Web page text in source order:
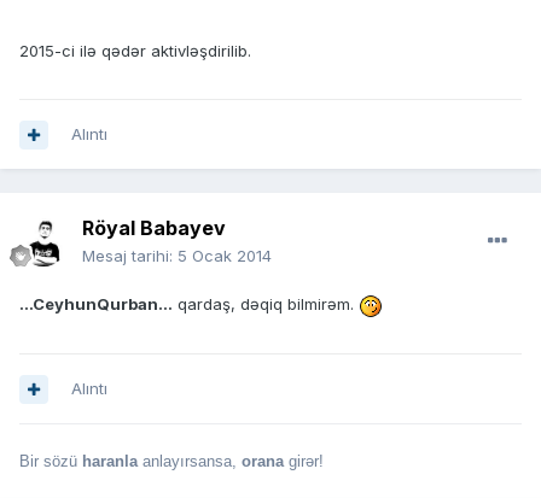
2015-ci ilə qədər aktivləşdirilib.
Alıntı
Röyal Babayev
Mesaj tarihi: 5 Ocak 2014
...CeyhunQurban... qardaş, dəqiq bilmirəm.
Alıntı
Bir sözü haranla anlayırsansa, orana girər!